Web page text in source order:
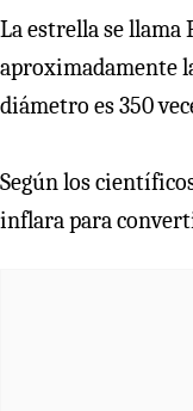
La estrella se llama
aproximadamente
diámetro es 350
Según los
inflara para